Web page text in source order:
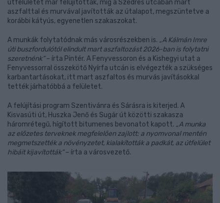
útfelületét már felújították, míg a Szedres utcában mart
aszfalttal és murvával javították az útalapot, megszüntetve a
korábbi kátyús, egyenetlen szakaszokat.
A munkák folytatódnak más városrészekben is. „A Kálmán Imre
úti buszfordulótól elindult mart aszfaltozást 2026-ban is folytatni
szeretnénk”– írta Pintér. A Fenyvessoron és a Kishegyi utat a
Fenyvessorral összekötő Nyírfa utcán is elvégezték a szükséges
karbantartásokat, itt mart aszfaltos és murvás javításokkal
tették járhatóbbá a felületet.
A felújítási program Szentivánra és Sárásra is kiterjed. A
Kisvasúti út, Huszka Jenő és Sugár út közötti szakasza
háromrétegű, hígított bitumenes bevonatot kapott. „A munka
az előzetes terveknek megfelelően zajlott: a nyomvonal mentén
megmetszették a növényzetet, kialakították a padkát, az útfelület
hibáit kijavították”– írta a városvezető.